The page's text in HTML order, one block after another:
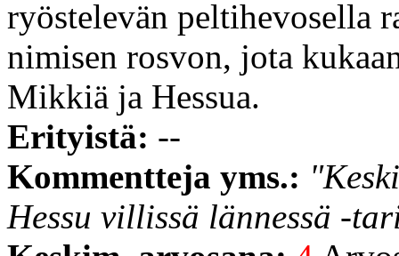
ryöstelevän peltihevosella
nimisen rosvon, jota
Mikkiä ja Hessua.
Erityistä: --
Kommentteja yms.:
Hessu villissä lännessä -